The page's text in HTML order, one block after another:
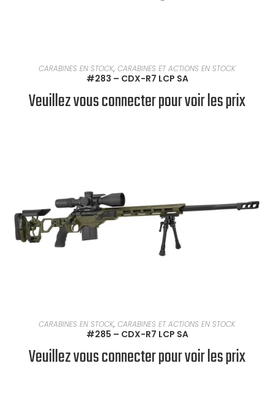
EN SAVOIR PLUS
CARABINES EN STOCK, CARABINES ET ACTIONS EN STOCK
#283 – CDX-R7 LCP SA
Veuillez vous connecter pour voir les prix
EN SAVOIR PLUS
CARABINES EN STOCK, CARABINES ET ACTIONS EN STOCK
#285 – CDX-R7 LCP SA
Veuillez vous connecter pour voir les prix